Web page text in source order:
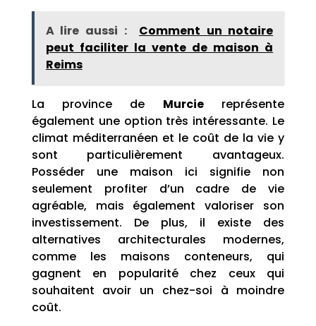
A lire aussi :
Comment un notaire
peut faciliter la vente de maison à
Reims
La province de Murciereprésente
également une option très intéressante. Le
climat méditerranéen et le coût de la vie y
sont particulièrement avantageux.
Posséder une maison ici signifie non
seulement profiter d’un cadre de vie
agréable, mais également valoriser son
investissement. De plus, il existe des
alternatives architecturales modernes,
comme les maisons conteneurs, qui
gagnent en popularité chez ceux qui
souhaitent avoir un chez-soi à moindre
coût.